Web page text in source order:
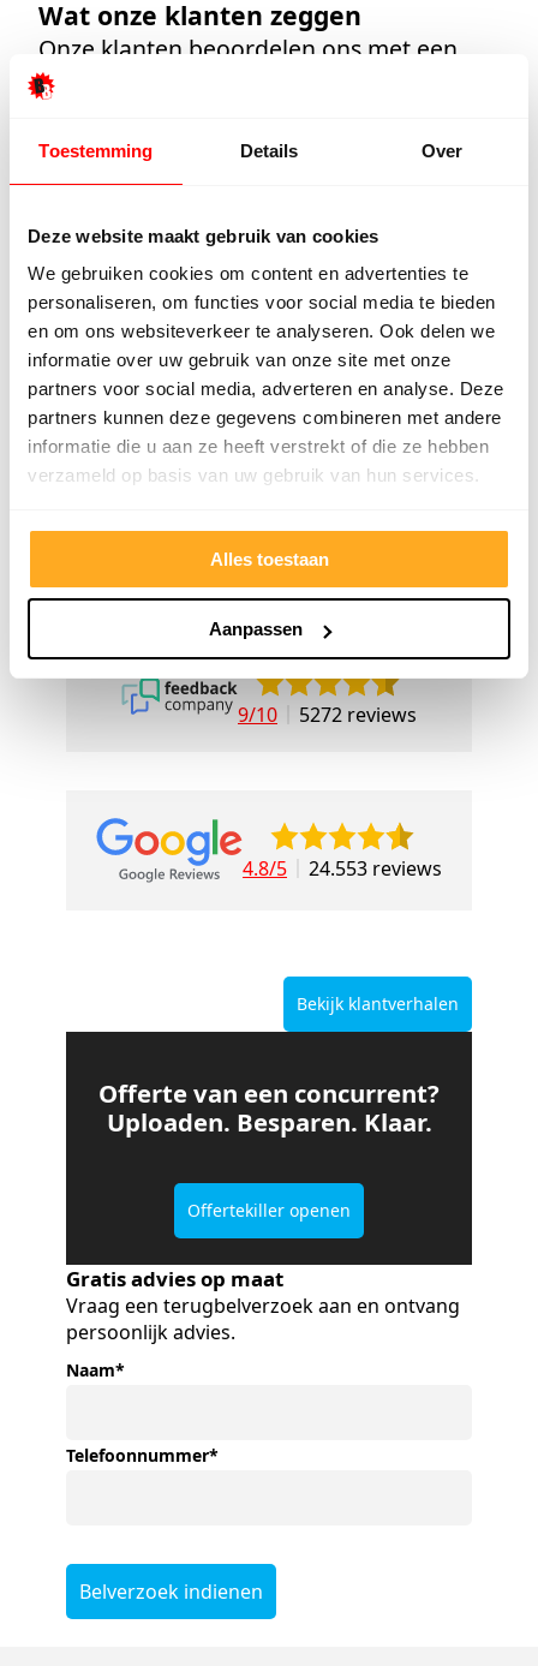
Toestemming Details Over
Deze website maakt gebruik van cookies
We gebruiken cookies om content en advertenties te
personaliseren, om functies voor social media te bieden
en om ons websiteverkeer te analyseren. Ook delen we
informatie over uw gebruik van onze site met onze
partners voor social media, adverteren en analyse. Deze
partners kunnen deze gegevens combineren met andere
informatie die u aan ze heeft verstrekt of die ze hebben
verzameld op basis van uw gebruik van hun services.
Alles toestaan
Aanpassen
Wat onze klanten zeggen
Onze klanten beoordelen ons met een
9/10
Top geholpen en voor een mooie prijs
alles kunnen kopen wat ik wil. Heel
vriendelijk, meedenkend en
tegemoetkomend personeel! Bedankt!
Het
voor
9/10 5272 reviews
4.8/5 24.553 reviews
Bekijk klantverhalen
Offerte van een concurrent?
Uploaden. Besparen. Klaar.
Offertekiller openen
Gratis advies op maat
Vraag een terugbelverzoek aan en ontvang
persoonlijk advies.
Naam*
Telefoonnummer*
Belverzoek indienen